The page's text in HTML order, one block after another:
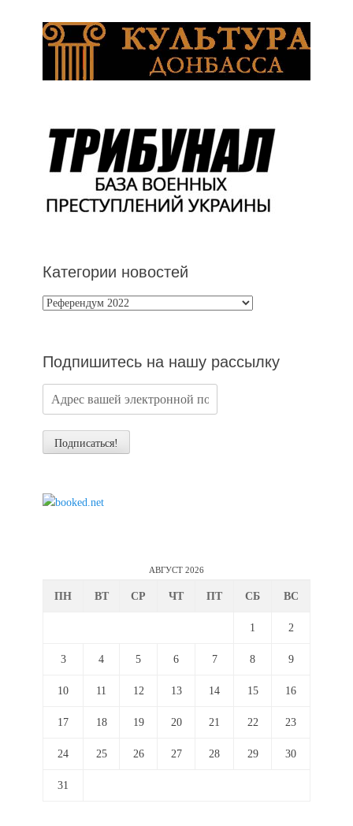
Категории новостей
Категории
Подпишитесь на нашу рассылку
АВГУСТ 2026
ПН ВТ СР ЧТ ПТ СБ ВС
1 2
3 4 5 6 7 8 9
10 11 12 13 14 15 16
17 18 19 20 21 22 23
24 25 26 27 28 29 30
31